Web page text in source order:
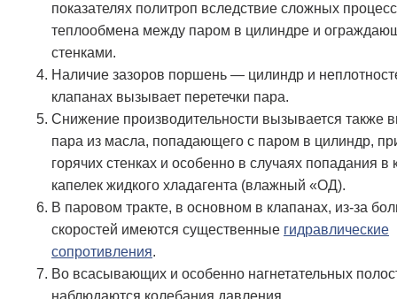
показателях политроп вследствие сложных
теплообмена между паром в цилиндре и
стенками.
Наличие зазоров поршень — цилиндр и
клапанах вызывает перетечки пара.
Снижение производительности вызывается также
пара из масла, попадающего с паром в цилиндр,
горячих стенках и особенно в случаях попадания в
капелек жидкого хладагента (влажный «ОД).
В паровом тракте, в основном в клапанах, из-за
скоростей имеются существенные гидравлические
сопротивления.
Во всасывающих и особенно нагнетательных
наблюдаются колебания давления.